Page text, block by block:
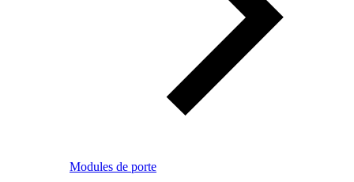
Modules de porte